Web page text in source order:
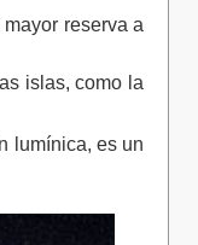
reserva a
islas, como la
lumínica, es un